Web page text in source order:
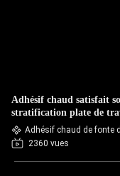
Adhésif chaud satisfait
stratification plate de
Adhésif chaud de fonte
2360 vues